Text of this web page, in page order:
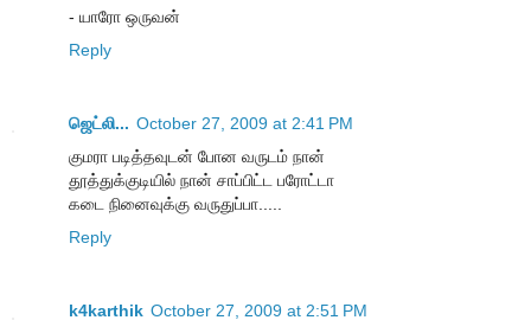
- யாரோ ஒருவன்
Reply
ஜெட்லி... October 27, 2009 at 2:41 PM
குமரா படித்தவுடன் போன வருடம் நான்
தூத்துக்குடியில் நான் சாப்பிட்ட பரோட்டா
கடை நினைவுக்கு வருதுப்பா.....
Reply
k4karthik October 27, 2009 at 2:51 PM